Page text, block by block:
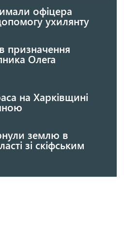
офіцера
ухилянту
призначення
Олега
на Харківщині
землю в
зі скіфським